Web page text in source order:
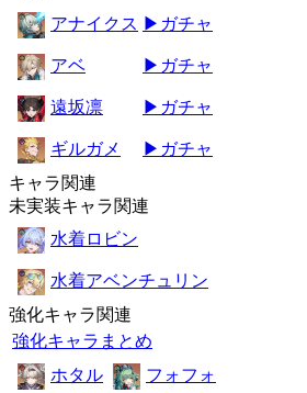
アナイクス ▶ガチャ
アベ ▶ガチャ
遠坂凛 ▶ガチャ
ギルガメ
▶ガチャ
キャラ関連
未実装キャラ関連
水着ロビン
水着アベンチュリン
強化キャラ関連
強化キャラまとめ
ホタル
フォフォ